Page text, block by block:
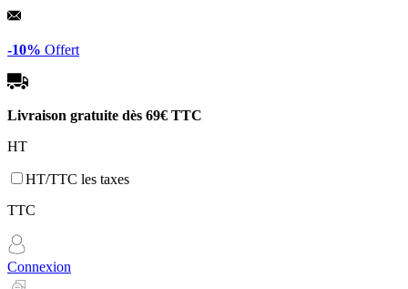
Panneau de gestion des cookies
-10% Offert
Livraison gratuite dès 69€ TTC
HT
HT/TTC les taxes
TTC
Connexion